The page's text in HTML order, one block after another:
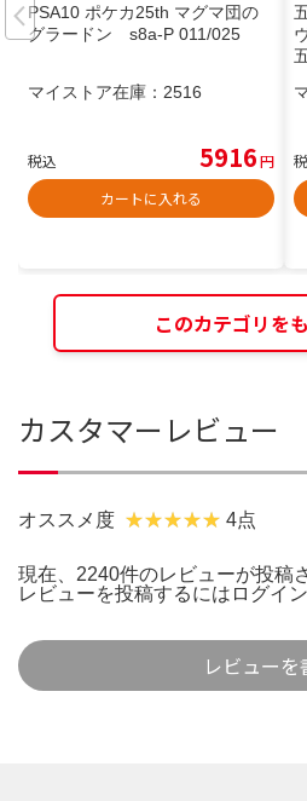
PSA10 ポケカ25th マグマ団の
グラードン s8a-P 011/025
マイストア在庫： 2516
税込 5916円
カートに入れる
このカテゴリを
カスタマーレビュー
オススメ度 4点
現在、2240件のレビューが投稿
レビューを投稿するには ログイン
レビューを